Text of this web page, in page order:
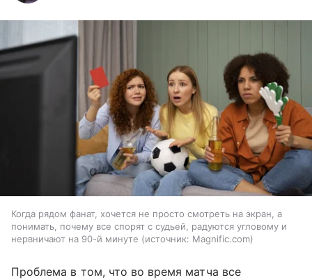
Когда рядом фанат, хочется не просто смотреть на экран, а
понимать, почему все спорят с судьей, радуются угловому и
нервничают на 90-й минуте
источник: Magnific.com
Проблема в том, что во время матча все